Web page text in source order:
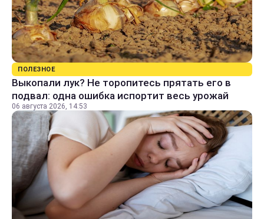
ПОЛЕЗНОЕ
Выкопали лук? Не торопитесь прятать его в
подвал: одна ошибка испортит весь урожай
06 августа 2026, 14:53